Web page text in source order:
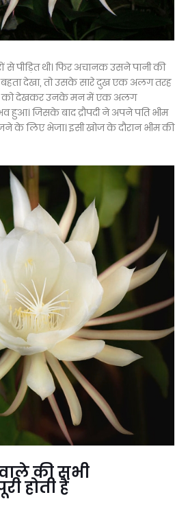
पीड़ित थी। फिर अचानक उसने पानी की
देखा, तो उसके सारे दुख एक अलग तरह
देखकर उनके मन में एक अलग
हुआ। जिसके बाद द्रौपदी ने अपने पति भीम
के लिए भेजा। इसी खोज के दौरान भीम की
की सभी
होती हैं